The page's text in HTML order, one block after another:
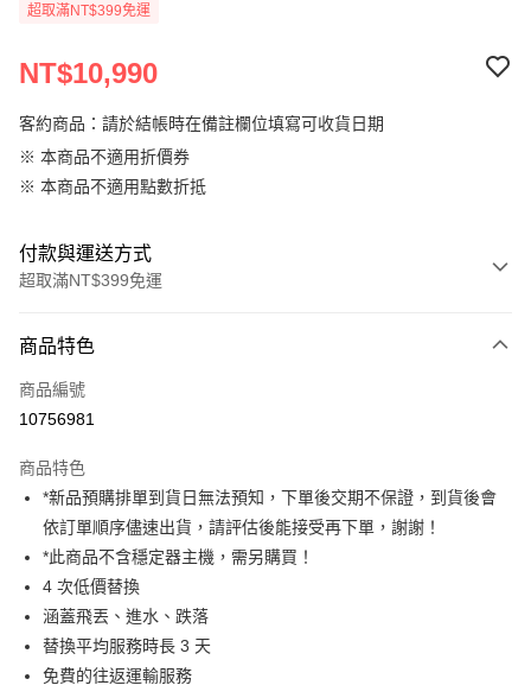
超取滿NT$399免運
NT$10,990
客約商品：請於結帳時在備註欄位填寫可收貨日期
※ 本商品不適用折價券
※ 本商品不適用點數折抵
付款與運送方式
超取滿NT$399免運
信用卡一次付款
信用卡分期付款
合作金庫商業銀行
華南商業銀行
彰化商業銀行
上海商業儲蓄銀行
台北富邦商業銀行
國泰世華商業銀行
兆豐國際商業銀行
臺灣中小企業銀行
匯豐（台灣）商業銀行
聯邦商業銀行
元大商業銀行
玉山商業銀行
6 期 0 利率 每期
華南商業銀行
彰化商業銀行
上海商業儲蓄銀行
台北富邦商業銀行
國泰世華商業銀行
臺灣中小企業銀行
匯豐（台灣）商業銀行
聯邦商業銀行
元大商業銀行
12 期 0 利率 每期 NT$915 21家銀行
合作金庫商業銀行
第一商業銀行
上海商業儲蓄銀行
國泰世華商業銀行
臺灣中小企業銀行
匯豐（台灣）商業銀行
超商取貨付款
LINE Pay
Apple Pay
街口支付
商品特色
商品編號
10756981
商品特色
*新品預購排單到貨日無法預知，下單後交期不保證，到貨後會
依訂單順序儘速出貨，請評估後能接受再下單，謝謝！
*此商品不含穩定器主機，需另購買！
4 次低價替換
涵蓋飛丟、進水、跌落
替換平均服務時長 3 天
免費的往返運輸服務